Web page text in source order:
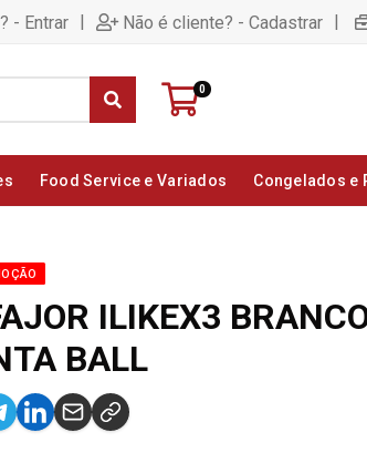
- Entrar | Não é cliente? - Cadastrar |
0
Food Service e Variados Congelados e
ILIKEX3
BALL